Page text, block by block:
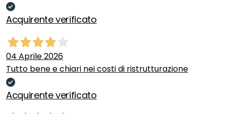
Acquirente verificato
04 Aprile 2026
Tutto bene e chiari nei costi di ristrutturazione
Acquirente verificato